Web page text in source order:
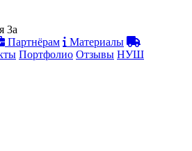
3а
Партнёрам
Материалы
Портфолио Отзывы НУШ